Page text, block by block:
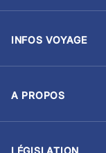
Courses et régates
INFOS VOYAGE
A PROPOS